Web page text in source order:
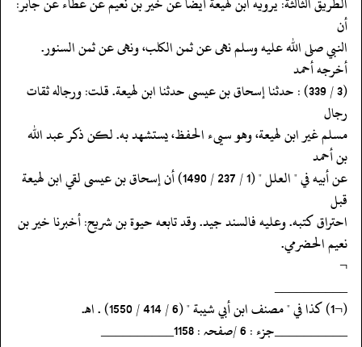
أن
‏‏‏‏النبي صلى الله عليه وسلم نهى عن ثمن الكلب، ونهى عن ثمن السنور.
أخرجه أحمد
‏‏‏‏(3 / 339) : حدثنا إسحاق بن عيسى حدثنا ابن لهيعة. قلت: ورجاله ثقات
رجال
‏‏‏‏مسلم غير ابن لهيعة، وهو سيىء الحفظ، يستشهد به. لكن ذكر عبد الله
بن أحمد
‏‏‏‏عن أبيه في " العلل " (1 / 237 / 1490) أن إسحاق بن عيسى لقي ابن لهيعة
قبل
‏‏‏‏احتراق كتبه. وعليه فالسند جيد. وقد تابعه حيوة بن شريح: أخبرنا خير بن
‏‏‏‏نعيم الحضرمي.
‏‏‏‏¬
‏‏‏‏__________
‏‏‏‏(¬1) كذا في " مصنف ابن أبي شيبة " (6 / 414 / 1550) . اهـ.
‏‏‏‏__________جزء : 6 /صفحہ : 1158__________